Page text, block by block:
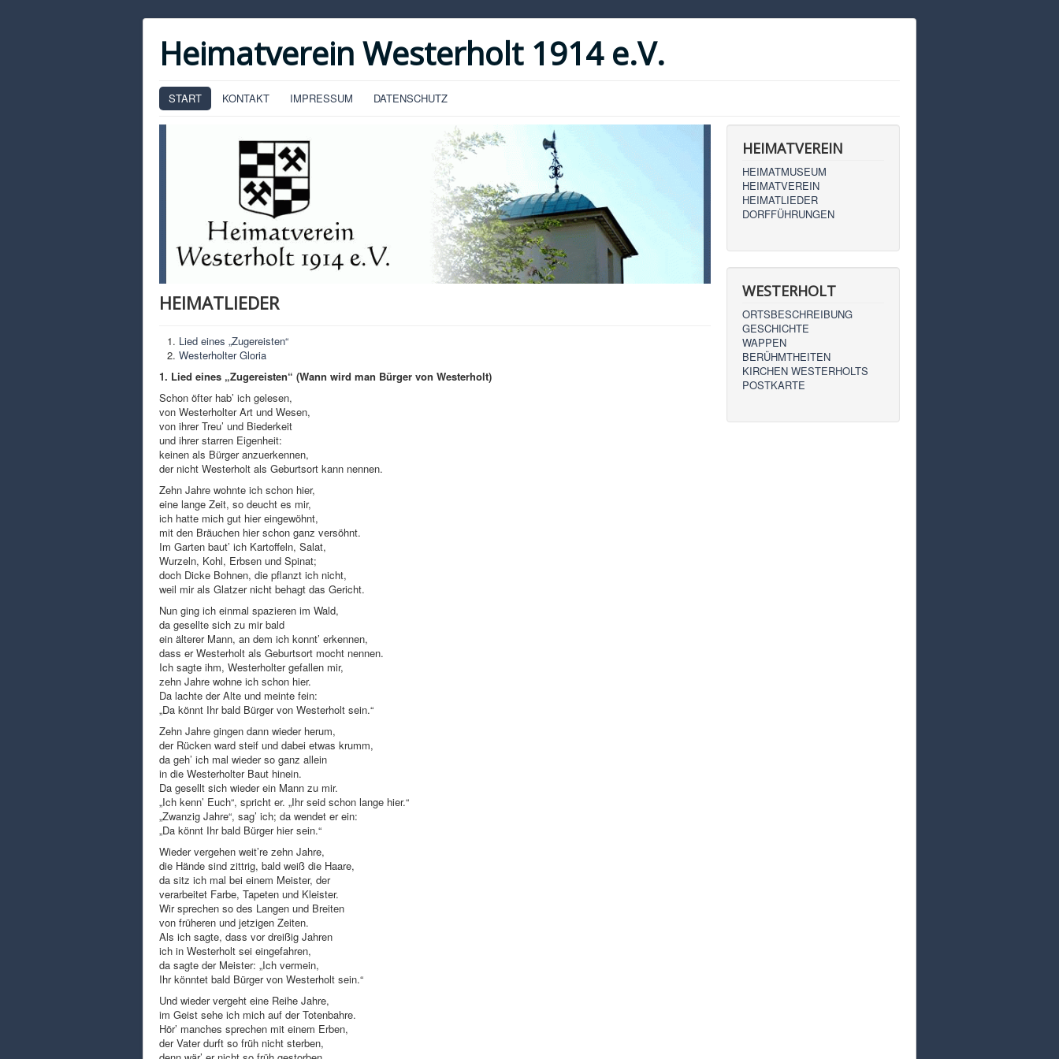
Heimatverein Westerholt 1914 e.V.
START KONTAKT IMPRESSUM DATENSCHUTZ
HEIMATLIEDER
Lied eines „Zugereisten“
Westerholter Gloria
1. Lied eines „Zugereisten“ (Wann wird man Bürger von Westerholt)
Schon öfter hab’ ich gelesen,
von Westerholter Art und Wesen,
von ihrer Treu’ und Biederkeit
und ihrer starren Eigenheit:
keinen als Bürger anzuerkennen,
der nicht Westerholt als Geburtsort kann nennen.
Zehn Jahre wohnte ich schon hier,
eine lange Zeit, so deucht es mir,
ich hatte mich gut hier eingewöhnt,
mit den Bräuchen hier schon ganz versöhnt.
Im Garten baut’ ich Kartoffeln, Salat,
Wurzeln, Kohl, Erbsen und Spinat;
doch Dicke Bohnen, die pflanzt ich nicht,
weil mir als Glatzer nicht behagt das Gericht.
Nun ging ich einmal spazieren im Wald,
da gesellte sich zu mir bald
ein älterer Mann, an dem ich konnt’ erkennen,
dass er Westerholt als Geburtsort mocht nennen.
Ich sagte ihm, Westerholter gefallen mir,
zehn Jahre wohne ich schon hier.
Da lachte der Alte und meinte fein:
„Da könnt Ihr bald Bürger von Westerholt sein.“
Zehn Jahre gingen dann wieder herum,
der Rücken ward steif und dabei etwas krumm,
da geh’ ich mal wieder so ganz allein
in die Westerholter Baut hinein.
Da gesellt sich wieder ein Mann zu mir.
„Ich kenn’ Euch“, spricht er. „Ihr seid schon lange hier.“
„Zwanzig Jahre“, sag’ ich; da wendet er ein:
„Da könnt Ihr bald Bürger hier sein.“
Wieder vergehen weit’re zehn Jahre,
die Hände sind zittrig, bald weiß die Haare,
da sitz ich mal bei einem Meister, der
verarbeitet Farbe, Tapeten und Kleister.
Wir sprechen so des Langen und Breiten
von früheren und jetzigen Zeiten.
Als ich sagte, dass vor dreißig Jahren
ich in Westerholt sei eingefahren,
da sagte der Meister: „Ich vermein,
Ihr könntet bald Bürger von Westerholt sein.“
Und wieder vergeht eine Reihe Jahre,
im Geist sehe ich mich auf der Totenbahre.
Hör’ manches sprechen mit einem Erben,
der Vater durft so früh nicht sterben,
HEIMATVEREIN
HEIMATMUSEUM
HEIMATVEREIN
HEIMATLIEDER
DORFFÜHRUNGEN
WESTERHOLT
ORTSBESCHREIBUNG
GESCHICHTE
WAPPEN
BERÜHMTHEITEN
KIRCHEN WESTERHOLTS
POSTKARTE